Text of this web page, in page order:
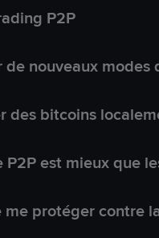
P2P
nouveaux modes
des bitcoins
P2P est mieux que
protéger contre